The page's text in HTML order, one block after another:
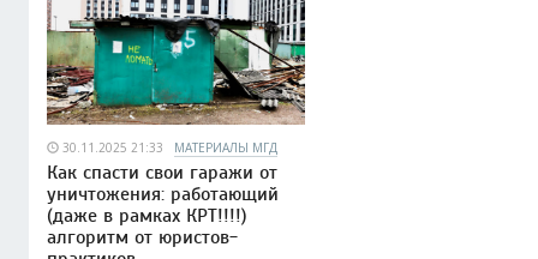
30.11.2025 21:33 МАТЕРИАЛЫ МГД
Как спасти свои гаражи от
уничтожения: работающий
(даже в рамках КРТ!!!!)
алгоритм от юристов-